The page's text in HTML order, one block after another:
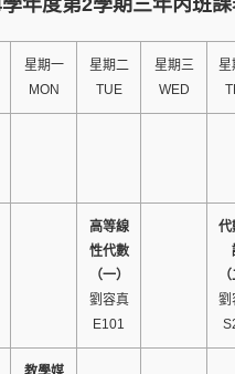
星期一
MON
星期二
TUE
星期三
WED
星
高等線
性代數
（一）
劉容真
E101
代
劉